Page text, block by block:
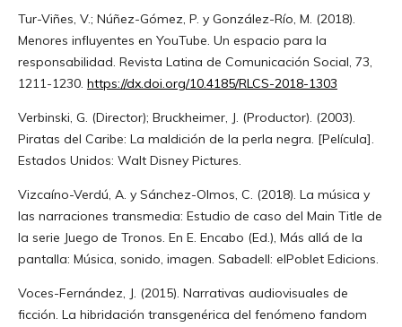
Tur-Viñes, V.; Núñez-Gómez, P. y González-Río, M. (2018).
Menores influyentes en YouTube. Un espacio para la
responsabilidad. Revista Latina de Comunicación Social, 73,
1211-1230. https://dx.doi.org/10.4185/RLCS-2018-1303
Verbinski, G. (Director); Bruckheimer, J. (Productor). (2003).
Piratas del Caribe: La maldición de la perla negra. [Película].
Estados Unidos: Walt Disney Pictures.
Vizcaíno-Verdú, A. y Sánchez-Olmos, C. (2018). La música y
las narraciones transmedia: Estudio de caso del Main Title de
la serie Juego de Tronos. En E. Encabo (Ed.), Más allá de la
pantalla: Música, sonido, imagen. Sabadell: elPoblet Edicions.
Voces-Fernández, J. (2015). Narrativas audiovisuales de
ficción. La hibridación transgenérica del fenómeno fandom